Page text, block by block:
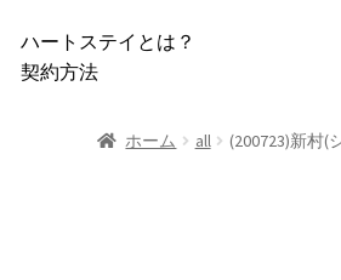
ハートステイとは？
契約方法
サービス費用ホーム all (200723)新村(